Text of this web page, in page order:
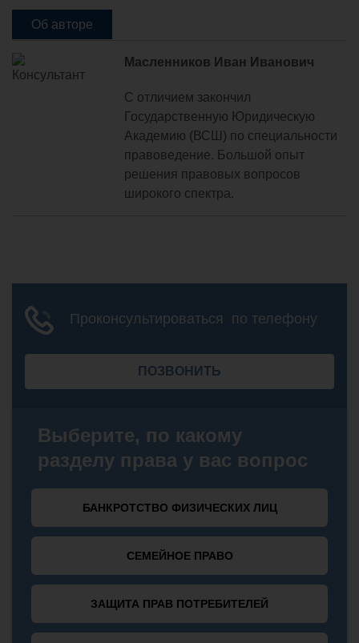
Об авторе
Масленников Иван Иванович
С отличием закончил
Государственную Юридическую
Академию (ВСШ) по специальности
правоведение. Большой опыт
решения правовых вопросов
широкого спектра.